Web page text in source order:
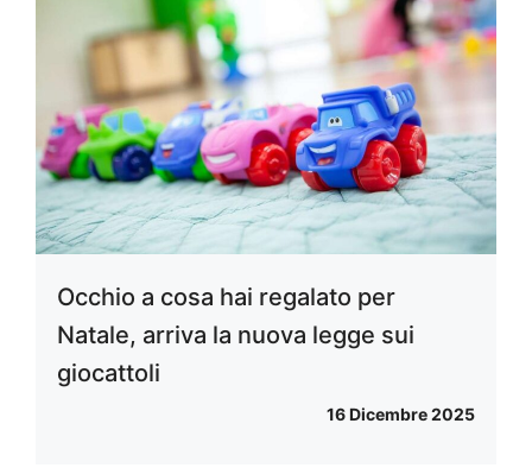
Occhio a cosa hai regalato per
Natale, arriva la nuova legge sui
giocattoli
16 Dicembre 2025